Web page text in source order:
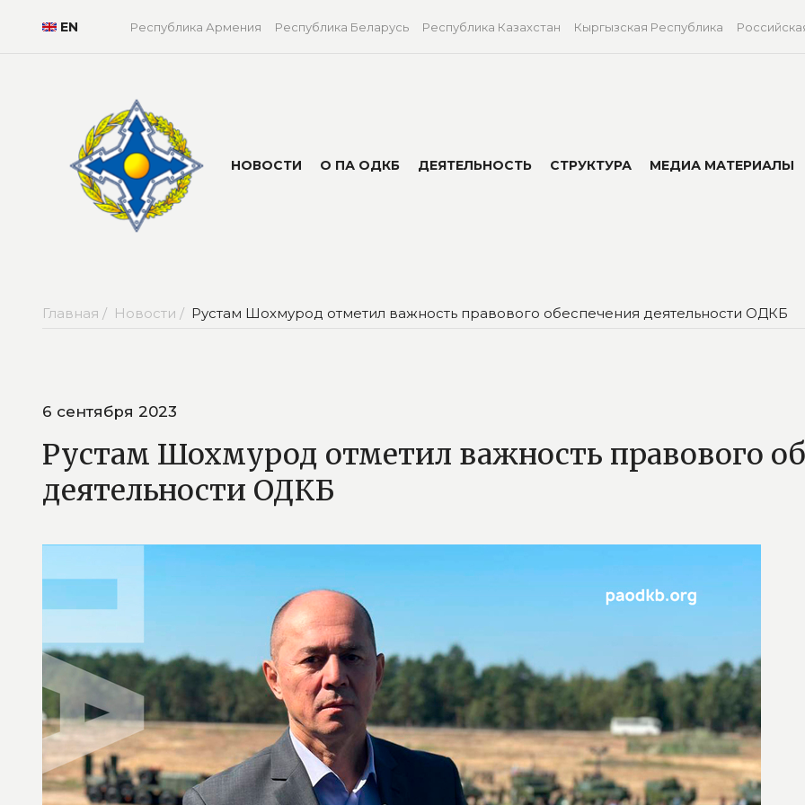
EN Республика Армения Республика Беларусь Республика Казахстан Кыргызская Республика
НОВОСТИ О ПА ОДКБ ДЕЯТЕЛЬНОСТЬ СТРУКТУРА МЕДИА МАТЕРИАЛЫ
Главная / Новости / Рустам Шохмурод отметил важность правового обеспечения деятельности ОДКБ
6 сентября 2023
Рустам Шохмурод отметил важность правового
деятельности ОДКБ